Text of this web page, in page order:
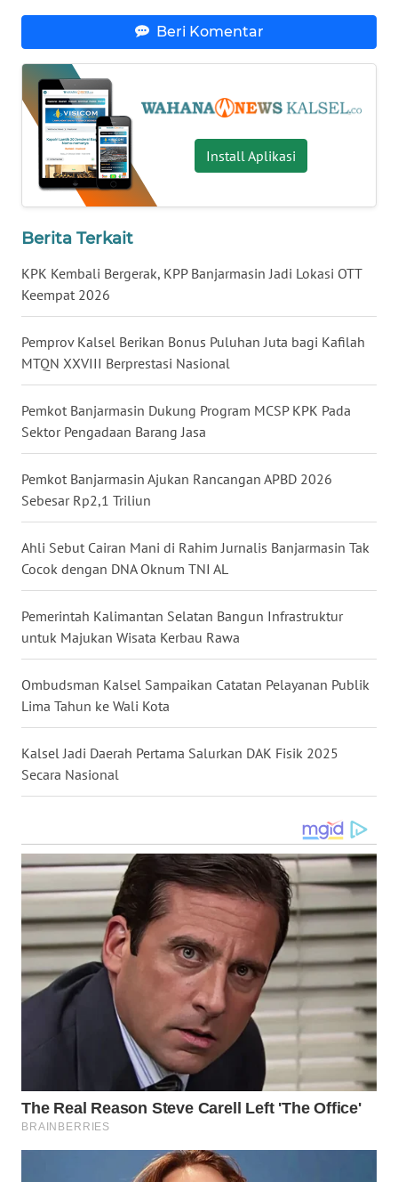
Beri Komentar
Install Aplikasi
Berita Terkait
KPK Kembali Bergerak, KPP Banjarmasin Jadi Lokasi OTT
Keempat 2026
Pemprov Kalsel Berikan Bonus Puluhan Juta bagi Kafilah
MTQN XXVIII Berprestasi Nasional
Pemkot Banjarmasin Dukung Program MCSP KPK Pada
Sektor Pengadaan Barang Jasa
Pemkot Banjarmasin Ajukan Rancangan APBD 2026
Sebesar Rp2,1 Triliun
Ahli Sebut Cairan Mani di Rahim Jurnalis Banjarmasin Tak
Cocok dengan DNA Oknum TNI AL
Pemerintah Kalimantan Selatan Bangun Infrastruktur
untuk Majukan Wisata Kerbau Rawa
Ombudsman Kalsel Sampaikan Catatan Pelayanan Publik
Lima Tahun ke Wali Kota
Kalsel Jadi Daerah Pertama Salurkan DAK Fisik 2025
Secara Nasional
WN
JOGJA
WN
JATIM
WN
WN
KALBAR
WN
KALTENG
WN
KALTARA
WN
KALSEL
WN
WN
WN
SULUT
MALUKU
WN
MALUT
DAIRI
WN
NIAS